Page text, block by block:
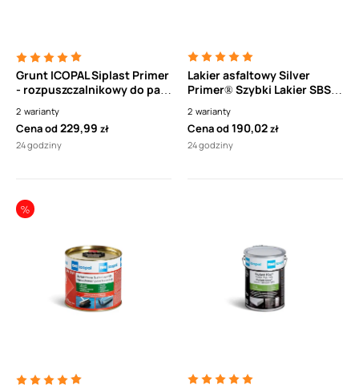
Grunt ICOPAL Siplast Primer
- rozpuszczalnikowy do pap
termozgrzewalnych
2 warianty
Cena od229,99 zł
24 godziny
Lakier asfaltowy Silver
Primer® Szybki Lakier SBS z
2 warianty
Cena od190,02zł
24 godziny